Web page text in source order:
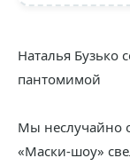
Наталья Бузько
пантомимой
Мы неслучайно
«Маски-шоу»